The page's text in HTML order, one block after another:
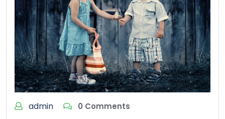
admin 0 Comments